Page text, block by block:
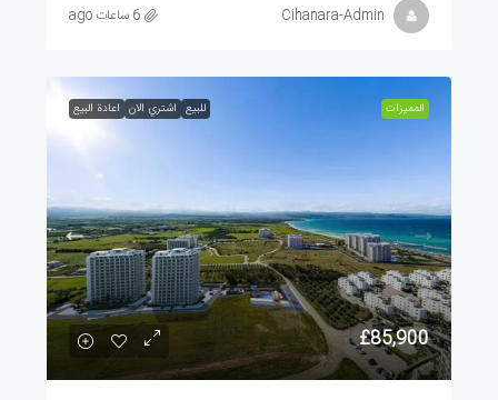
Cihanara-Admin 6 ساعات ago
الممیزات للبيع اشتري الان اعادة البيع
£85,900